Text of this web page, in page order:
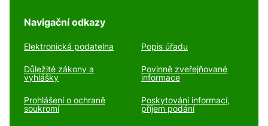
Navigační odkazy
Elektronická podatelna Popis úřadu
Důležité zákony a
vyhlášky
Povinně zveřejňované
informace
Prohlášení o ochraně
soukromí
Poskytování informací,
příjem podání